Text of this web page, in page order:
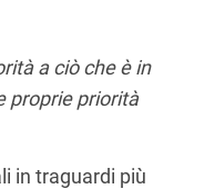
a ciò che è in
proprie priorità
in traguardi più